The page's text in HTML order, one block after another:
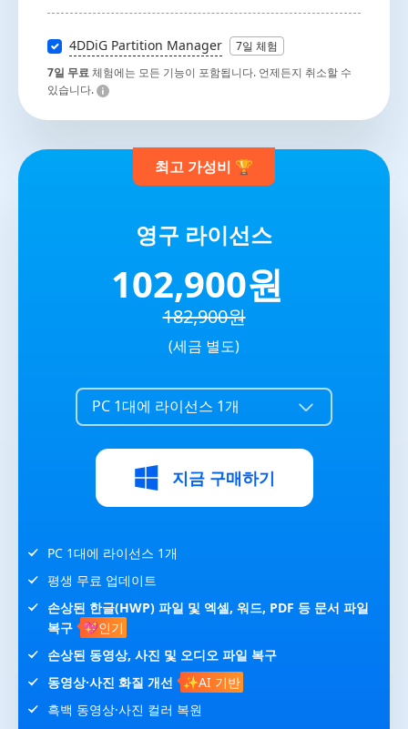
4DDiG Partition Manager
7일 체험
7일 무료체험에는 모든 기능이 포함됩니다. 언제든지 취소할 수
있습니다.
최고 가성비 🏆
영구 라이선스
102,900원
182,900원
(세금 별도)
지금 구매하기
PC 1대에 라이선스 1개
평생 무료 업데이트
손상된 한글(HWP) 파일 및 엑셀, 워드, PDF 등 문서 파일
복구
💖인기
손상된 동영상, 사진 및 오디오 파일 복구
동영상·사진 화질 개선
✨AI 기반
흑백 동영상·사진 컬러 복원
PC 1대에 라이선스 1개